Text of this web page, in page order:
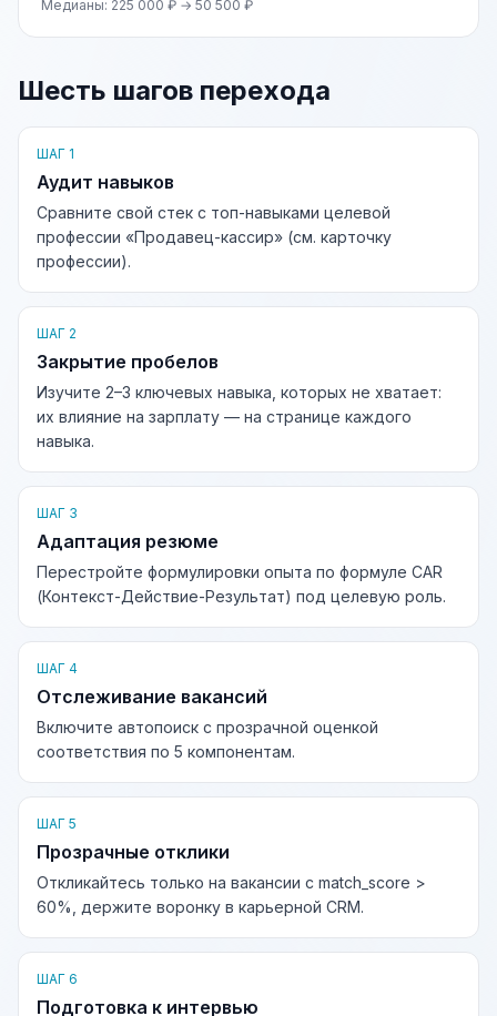
Медианы: 225 000 ₽ → 50 500 ₽
Шесть шагов перехода
ШАГ 1
Аудит навыков
Сравните свой стек с топ-навыками целевой
профессии «Продавец-кассир» (см. карточку
профессии).
ШАГ 2
Закрытие пробелов
Изучите 2–3 ключевых навыка, которых не хватает:
их влияние на зарплату — на странице каждого
навыка.
ШАГ 3
Адаптация резюме
Перестройте формулировки опыта по формуле CAR
(Контекст-Действие-Результат) под целевую роль.
ШАГ 4
Отслеживание вакансий
Включите автопоиск с прозрачной оценкой
соответствия по 5 компонентам.
ШАГ 5
Прозрачные отклики
Откликайтесь только на вакансии с match_score >
60%, держите воронку в карьерной CRM.
ШАГ 6
Подготовка к интервью